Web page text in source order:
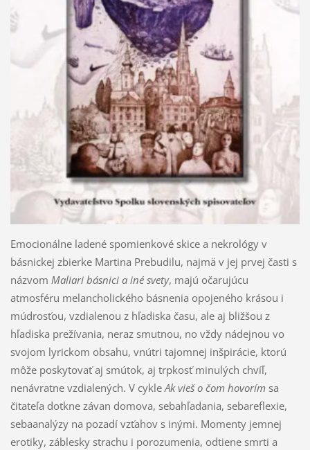
Emocionálne ladené spomienkové skice a nekrológy v
básnickej zbierke Martina Prebudilu, najmä v jej prvej časti s
názvom Maliari básnici a iné svety, majú očarujúcu
atmosféru melancholického básnenia opojeného krásou i
múdrosťou, vzdialenou z hľadiska času, ale aj bližšou z
hľadiska prežívania, neraz smutnou, no vždy nádejnou vo
svojom lyrickom obsahu, vnútri tajomnej inšpirácie, ktorú
môže poskytovať aj smútok, aj trpkosť minulých chvíľ,
nenávratne vzdialených. V cykleAk vieš o čom hovorím sa
čitateľa dotkne závan domova, sebahľadania, sebareflexie,
sebaanalýzy na pozadí vzťahov s inými. Momenty jemnej
erotiky, záblesky strachu i porozumenia, odtiene smrti a